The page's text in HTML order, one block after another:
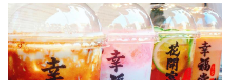
EduTech
IT Times
生成式AI與雲端應用
Enterprise Digital Transformation